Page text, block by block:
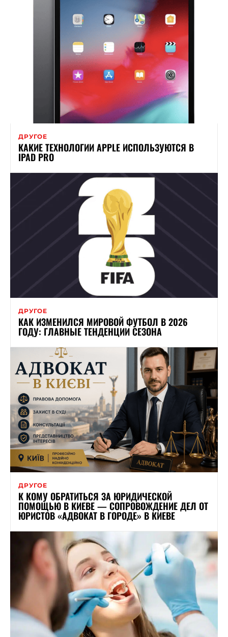
ДРУГОЕ
КАКИЕ ТЕХНОЛОГИИ APPLE ИСПОЛЬЗУЮТСЯ В
IPAD PRO
ДРУГОЕ
КАК ИЗМЕНИЛСЯ МИРОВОЙ ФУТБОЛ В 2026
ГОДУ: ГЛАВНЫЕ ТЕНДЕНЦИИ СЕЗОНА
ДРУГОЕ
К КОМУ ОБРАТИТЬСЯ ЗА ЮРИДИЧЕСКОЙ
ПОМОЩЬЮ В КИЕВЕ — СОПРОВОЖДЕНИЕ ДЕЛ ОТ
ЮРИСТОВ «АДВОКАТ В ГОРОДЕ» В КИЕВЕ